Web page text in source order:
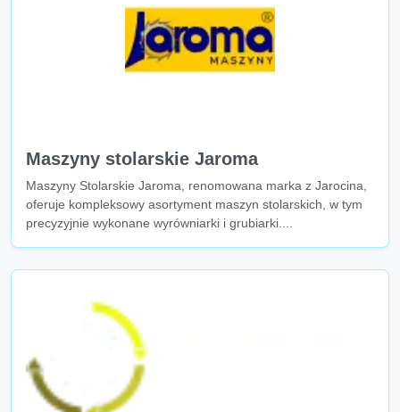
Maszyny stolarskie Jaroma
Maszyny Stolarskie Jaroma, renomowana marka z Jarocina,
oferuje kompleksowy asortyment maszyn stolarskich, w tym
precyzyjnie wykonane wyrówniarki i grubiarki....